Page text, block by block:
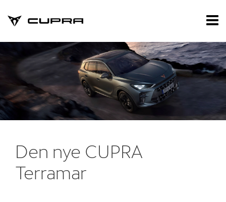
Nye biler
Modeller
Den nye CUPRA
Terramar